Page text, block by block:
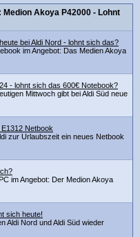
Akoya P42000 - Lohnt
bei Aldi Nord - lohnt sich das?
im Angebot: Das Medien Akoya
- lohnt sich das 600€ Notebook?
Mittwoch gibt bei Aldi Süd neue
Netbook
zur Urlaubszeit ein neues Netbook
im Angebot: Der Medion Akoya
sich heute!
Aldi Nord und Aldi Süd wieder